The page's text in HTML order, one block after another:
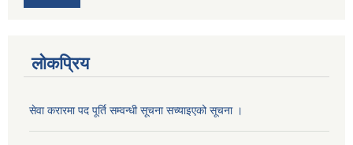
लोकप्रिय
सेवा करारमा पद पूर्ति सम्वन्धी सूचना सच्याइएको सूचना ।